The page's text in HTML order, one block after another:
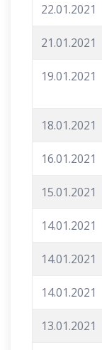
22.01.2021
21.01.2021
19.01.2021
18.01.2021
16.01.2021
15.01.2021
14.01.2021
14.01.2021
14.01.2021
13.01.2021